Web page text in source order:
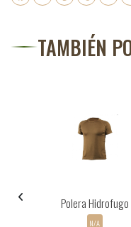
TAMBIÉN
Polera Hidrofugo
N/A